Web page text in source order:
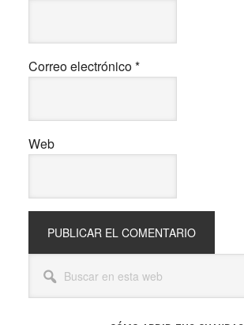
Correo electrónico*
Web
Barra
lateral
esta